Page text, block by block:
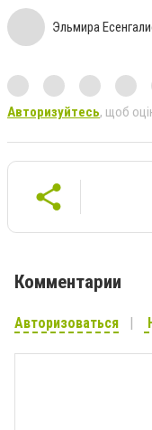
Эльмира
Авторизуйтесь, щоб
Комментарии
Авторизоваться